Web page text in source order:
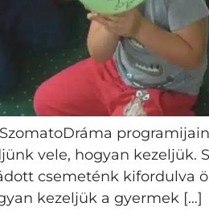
vele, hogyan
csemeténk kifordulva
kezeljük a gyermek […]